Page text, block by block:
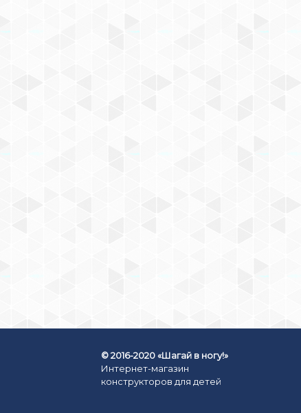
© 2016-2020 «Шагай в ногу!»
Интернет-магазин
конструкторов для детей